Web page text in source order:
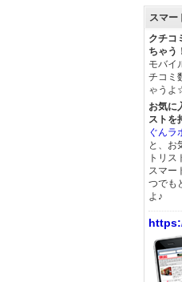
スマー
クチコ
ちゃう！
モバイ
チコミ
ゃうよ
お気に
ストを
ぐんラ
と、お
トリス
スマー
つでも
よ♪